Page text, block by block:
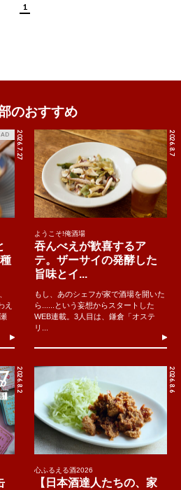
1
のおすすめ
2026.7.27
AD
え
2026.8.7
ようこそ!俺酒場
吞んべえが歓喜するア
テ。ザーサイの発酵した
旨味とイ...
もし、あのシェフが家で酒場を開いた
ら......という妄想からスタートした
WEB連載。3人目は、鎌倉「オステ
リ...
2026.8.2 2026.8.6
心ふるえる酒2026
【日本酒達人たちの、家